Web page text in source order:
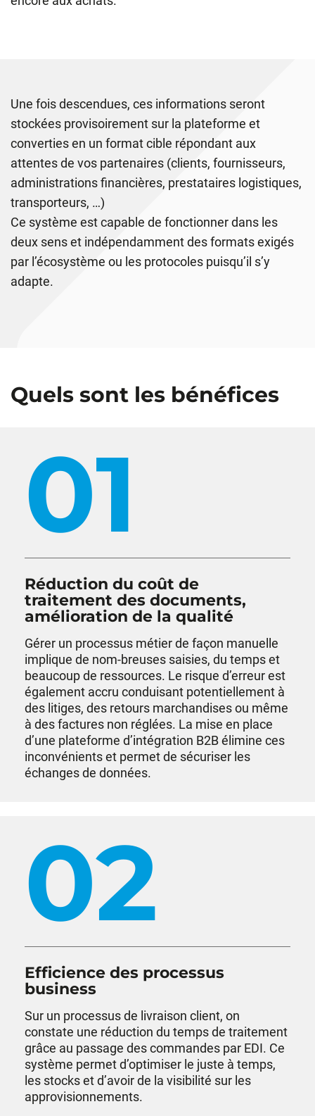
Une fois descendues, ces informations seront
stockées provisoirement sur la plateforme et
converties en un format cible répondant aux
attentes de vos partenaires (clients, fournisseurs,
administrations financières, prestataires logistiques,
transporteurs, …)
Ce système est capable de fonctionner dans les
deux sens et indépendamment des formats exigés
par l’écosystème ou les protocoles puisqu’il s’y
adapte.
Quels sont les bénéfices
01
Réduction du coût de
traitement des documents,
amélioration de la qualité
Gérer un processus métier de façon manuelle
implique de nom-breuses saisies, du temps et
beaucoup de ressources. Le risque d’erreur est
également accru conduisant potentiellement à
des litiges, des retours marchandises ou même
à des factures non réglées. La mise en place
d’une plateforme d’intégration B2B élimine ces
inconvénients et permet de sécuriser les
échanges de données.
02
Efficience des processus
business
Sur un processus de livraison client, on
constate une réduction du temps de traitement
grâce au passage des commandes par EDI. Ce
système permet d’optimiser le juste à temps,
les stocks et d’avoir de la visibilité sur les
approvisionnements.